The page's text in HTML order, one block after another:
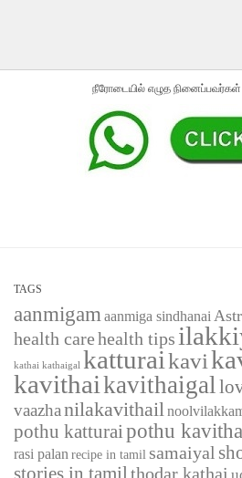
நீரோடையில் எழுத
TAGS
aanmigam aanmiga sindhanai
health carehealth tips
kathai kathaigal katturaikavi
kavithaikavithaigal
vaazhanilakavithail
pothu katturaipothu
rasi palan recipe in tamil samaiyal
stories in tamilthodar kathai